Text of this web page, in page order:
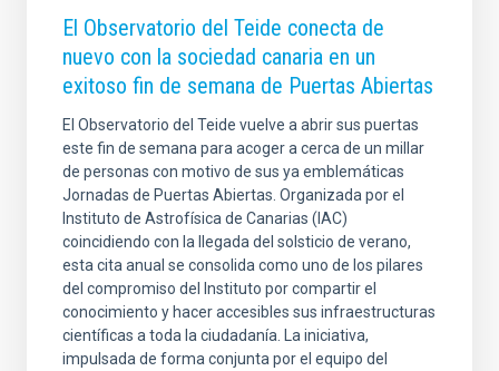
El Observatorio del Teide conecta de
nuevo con la sociedad canaria en un
exitoso fin de semana de Puertas Abiertas
El Observatorio del Teide vuelve a abrir sus puertas
este fin de semana para acoger a cerca de un millar
de personas con motivo de sus ya emblemáticas
Jornadas de Puertas Abiertas. Organizada por el
Instituto de Astrofísica de Canarias (IAC)
coincidiendo con la llegada del solsticio de verano,
esta cita anual se consolida como uno de los pilares
del compromiso del Instituto por compartir el
conocimiento y hacer accesibles sus infraestructuras
científicas a toda la ciudadanía. La iniciativa,
impulsada de forma conjunta por el equipo del